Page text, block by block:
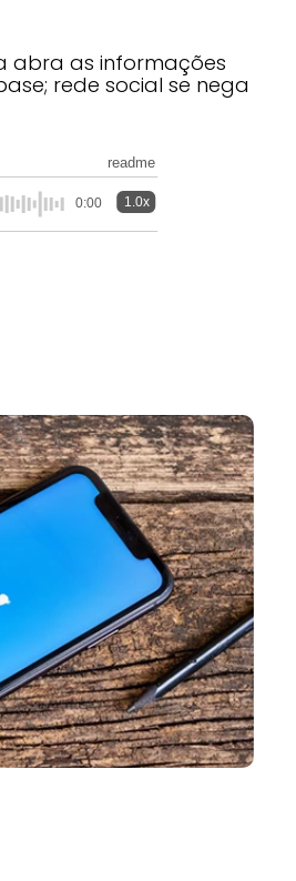
abra as informações
rede social se nega
readme
0:00 1.0x